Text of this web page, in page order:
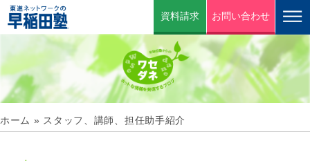
資料請求 お問い合わせ
ホーム » スタッフ、講師、担任助手紹介